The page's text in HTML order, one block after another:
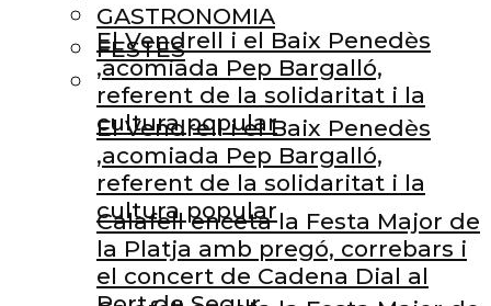
El Vendrell i el Baix Penedès
,acomiada Pep Bargalló,
referent de la solidaritat i la
cultura popular
Calafell enceta la Festa Major de
la Platja amb pregó, correbars i
el concert de Cadena Dial al
GASTRONOMIA
FESTES
El Vendrell i el Baix Penedès
,acomiada Pep Bargalló,
referent de la solidaritat i la
cultura popular